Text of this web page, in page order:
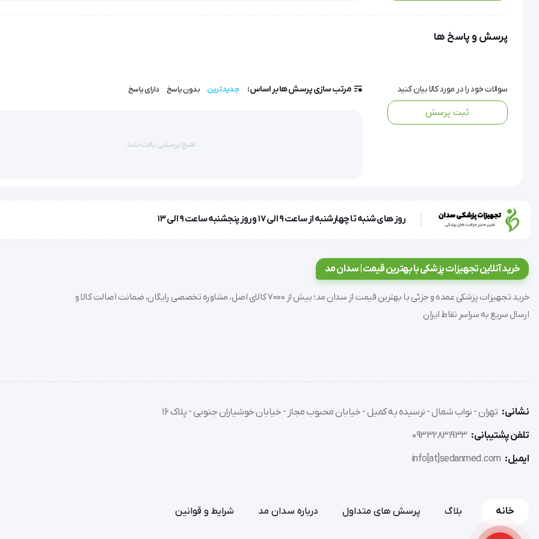
متخصصان عرصه نورولوژی فراهم می‌آورد.
سیگنال، امکانات گسترده‌ای را برای تنظیمات دقیق و متنوع بر اساس نیاز کاربر فراهم می‌کند.
فراهم می‌آورد.
Brainmap و Spectrum Analyses کاملاً مناسب است.
پرسش و پاسخ ها
سوالات خود را در مورد کالا بیان کنید
ثبت پرسش
مرتب سازی پرسش ها بر اساس: جدیدترین بدون پاسخ دارای پاسخ
هیچ پرسشی یافت نشد
روز های شنبه تا چهارشنبه از ساعت 9 الی 17 و روز پنجشنبه ساعت 9 الی 13
خرید آنلاین تجهیزات پزشکی با بهترین قیمت | سدان مد
خرید تجهیزات پزشکی عمده و جزئی با بهترین قیمت از سدان مد؛ بیش از 7000 کالای اصل، مشاوره تخصصی رایگان، ضمانت اصالت کالا و
ارسال سریع به سراسر نقاط ایران
نشانی: تهران - نواب شمال - نرسیده به کمیل - خیابان محبوب مجاز - خیابان خوشیاران جنوبی - پلاک 16
تلفن پشتیبانی: 09332831933
ایمیل: info[at]sedanmed.com
خانه بلاگ پرسش های متداول درباره سدان مد شرایط و قوانین